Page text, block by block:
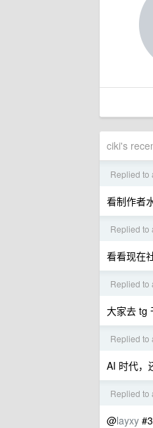
ciki's
Replied to
看制作者
Replied to
看看现在
Replied to
大家去 tg
Replied to
AI 时代，
Replied to
@layxy